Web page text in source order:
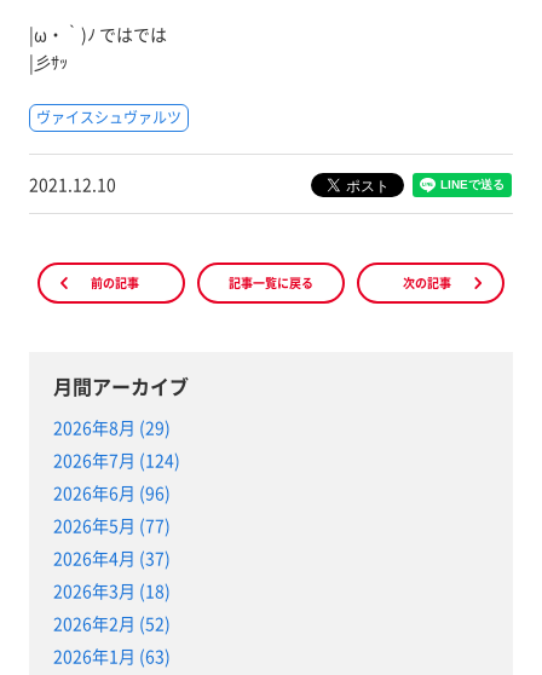
|ω・｀)ﾉ ではでは
|彡ｻｯ
ヴァイスシュヴァルツ
2021.12.10
前の記事 記事一覧に戻る 次の記事
月間アーカイブ
2026年8月 (29)
2026年7月 (124)
2026年6月 (96)
2026年5月 (77)
2026年4月 (37)
2026年3月 (18)
2026年2月 (52)
2026年1月 (63)